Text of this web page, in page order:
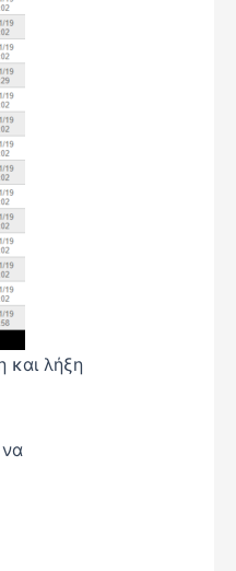
και λήξη